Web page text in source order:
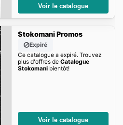
Voir le catalogue
Stokomani Promos
Expiré
Ce catalogue a expiré. Trouvez
plus d'offres de Catalogue
Stokomanibientôt!
Voir le catalogue